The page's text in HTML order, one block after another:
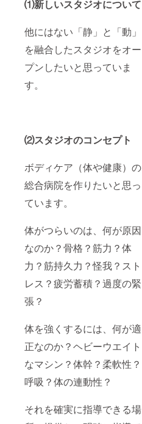
⑴新しいスタジオについて
他にはない「静」と「動」
を融合したスタジオをオー
プンしたいと思っていま
す。
⑵スタジオのコンセプト
ボディケア（体や健康）の
総合病院を作りたいと思っ
ています。
体がつらいのは、何が原因
なのか？骨格？筋力？体
力？筋持久力？怪我？スト
レス？疲労蓄積？過度の緊
張？
体を強くするには、何が適
正なのか？ヘビーウエイト
なマシン？体幹？柔軟性？
呼吸？体の連動性？
それを確実に指導できる場